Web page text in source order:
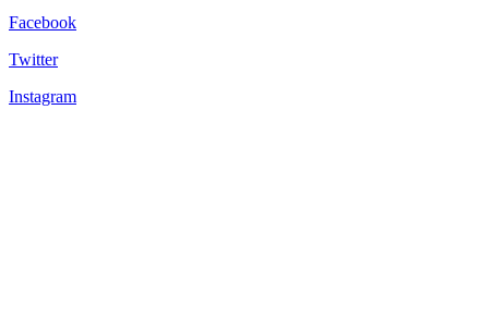
Facebook
Twitter
Instagram